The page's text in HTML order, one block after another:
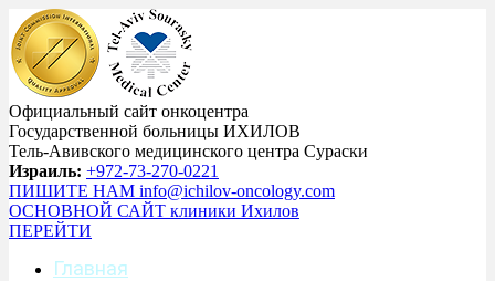
Официальный сайт онкоцентра
Государственной больницы ИХИЛОВ
Тель-Авивского медицинского центра Сураски
Израиль: +972-73-270-0221
ПИШИТЕ НАМ info@ichilov-oncology.com
ОСНОВНОЙ САЙТ клиники Ихилов
ПЕРЕЙТИ
Главная